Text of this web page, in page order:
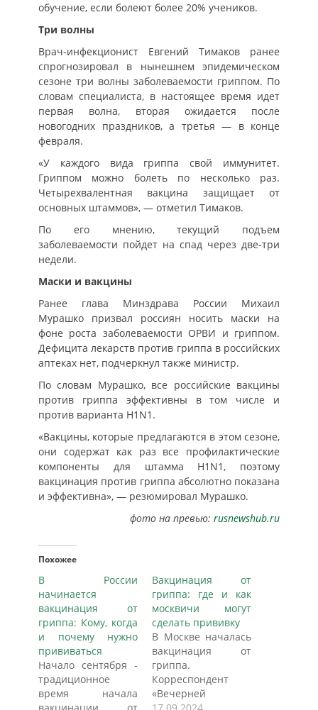
обучение, если болеют более 20% учеников.
Три волны
Врач-инфекционист Евгений Тимаков ранее
спрогнозировал в нынешнем эпидемическом
сезоне три волны заболеваемости гриппом. По
словам специалиста, в настоящее время идет
первая волна, вторая ожидается после
новогодних праздников, а третья — в конце
февраля.
«У каждого вида гриппа свой иммунитет.
Гриппом можно болеть по несколько раз.
Четырехвалентная вакцина защищает от
основных штаммов», — отметил Тимаков.
По его мнению, текущий подъем
заболеваемости пойдет на спад через две-три
недели.
Маски и вакцины
Ранее глава Минздрава России Михаил
Мурашко призвал россиян носить маски на
фоне роста заболеваемости ОРВИ и гриппом.
Дефицита лекарств против гриппа в российских
аптеках нет, подчеркнул также министр.
По словам Мурашко, все российские вакцины
против гриппа эффективны в том числе и
против варианта H1N1.
«Вакцины, которые предлагаются в этом сезоне,
они содержат как раз все профилактические
компоненты для штамма H1N1, поэтому
вакцинация против гриппа абсолютно показана
и эффективна», — резюмировал Мурашко.
фото на превью: rusnewshub.ru
Похожее
В России
начинается
вакцинация от
гриппа: Кому, когда
и почему нужно
прививаться
Начало сентября -
традиционное
время начала
Вакцинация от
гриппа: где и как
москвичи могут
сделать прививку
В Москве началась
вакцинация от
гриппа.
Корреспондент
«Вечерней